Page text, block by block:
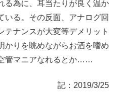
る為に、耳当たりが良く温か
いる。その反面、アナログ回
テナンスが大変等デメリット
かりを眺めながらお酒を嗜め
管マニアなれるとか……
記：2019/3/25